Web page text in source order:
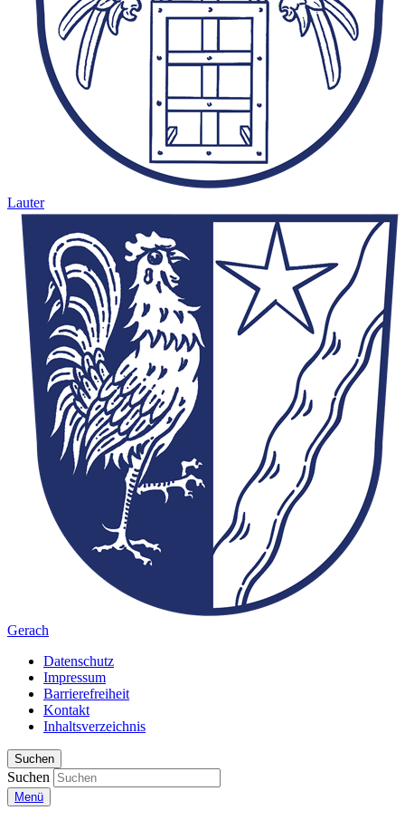
Lauter
Gerach
Datenschutz
Impressum
Barrierefreiheit
Kontakt
Inhaltsverzeichnis
Suchen
Suchen
Menü